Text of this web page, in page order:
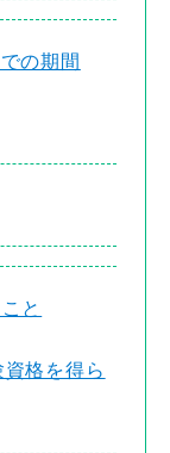
の期間
と
格を得ら